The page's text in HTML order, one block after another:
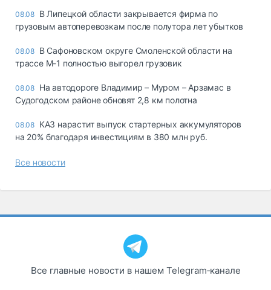
08.08 В Липецкой области закрывается фирма по
грузовым автоперевозкам после полутора лет убытков
08.08 В Сафоновском округе Смоленской области на
трассе М-1 полностью выгорел грузовик
08.08 На автодороге Владимир – Муром – Арзамас в
Судогодском районе обновят 2,8 км полотна
08.08 КАЗ нарастит выпуск стартерных аккумуляторов
на 20% благодаря инвестициям в 380 млн руб.
Все новости
Все главные новости в нашем Telegram‑канале